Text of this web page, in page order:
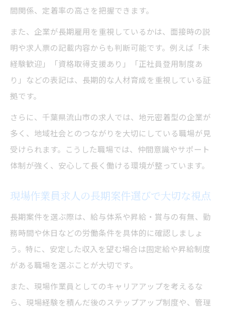
現場作業員求人で未経験が長期雇用につな
げる方法
安心して長く働くための条件比較
現場作業員求人の待遇面を比較するコツ
働きやすい現場作業員求人の条件整理法
現場作業員求人の最新動向と成功法
現場作業員求人の最新動向と長期雇用の傾
向
現場作業員求人で押さえておきたい成功法
則
現場作業員求人の動向を活かす応募のポイ
間関係、定着率の高さを把握できます。
また、企業が長期雇用を重視しているかは、面接時の説
明や求人票の記載内容からも判断可能です。例えば「未
経験歓迎」「資格取得支援あり」「正社員登用制度あ
り」などの表記は、長期的な人材育成を重視している証
拠です。
さらに、千葉県流山市の求人では、地元密着型の企業が
多く、地域社会とのつながりを大切にしている職場が見
受けられます。こうした職場では、仲間意識やサポート
体制が強く、安心して長く働ける環境が整っています。
現場作業員求人の長期案件選びで大切な視点
長期案件を選ぶ際は、給与体系や昇給・賞与の有無、勤
務時間や休日などの労働条件を具体的に確認しましょ
う。特に、安定した収入を望む場合は固定給や昇給制度
がある職場を選ぶことが大切です。
また、現場作業員としてのキャリアアップを考えるな
ら、現場経験を積んだ後のステップアップ制度や、管理